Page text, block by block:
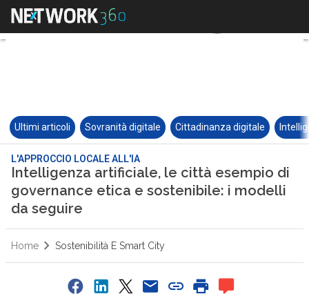
Ultimi articoli Sovranità digitale Cittadinanza digitale
L'APPROCCIO LOCALE ALL'IA
Intelligenza artificiale, le città esempio di
governance etica e sostenibile: i modelli
da seguire
Home Sostenibilità E Smart City